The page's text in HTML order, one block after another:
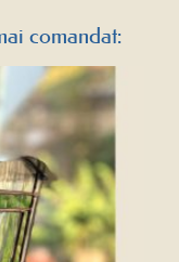
comandat: